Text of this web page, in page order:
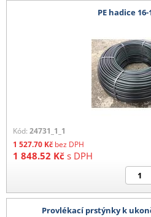
PE hadice
Kód: 24731_1_1
1 527.70 Kč bez DPH
1 848.52 Kč s DPH
Provlékací prstýnky k